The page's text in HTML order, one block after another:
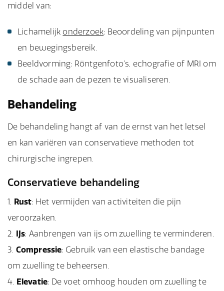
middel van:
Lichamelijk onderzoek: Beoordeling van pijnpunten
en bewegingsbereik.
Beeldvorming: Röntgenfoto’s, echografie of MRI om
de schade aan de pezen te visualiseren.
Behandeling
De behandeling hangt af van de ernst van het letsel
en kan variëren van conservatieve methoden tot
chirurgische ingrepen.
Conservatieve behandeling
Rust: Het vermijden van activiteiten die pijn
veroorzaken.
IJs: Aanbrengen van ijs om zwelling te verminderen.
Compressie: Gebruik van een elastische bandage
om zwelling te beheersen.
Elevatie: De voet omhoog houden om zwelling te